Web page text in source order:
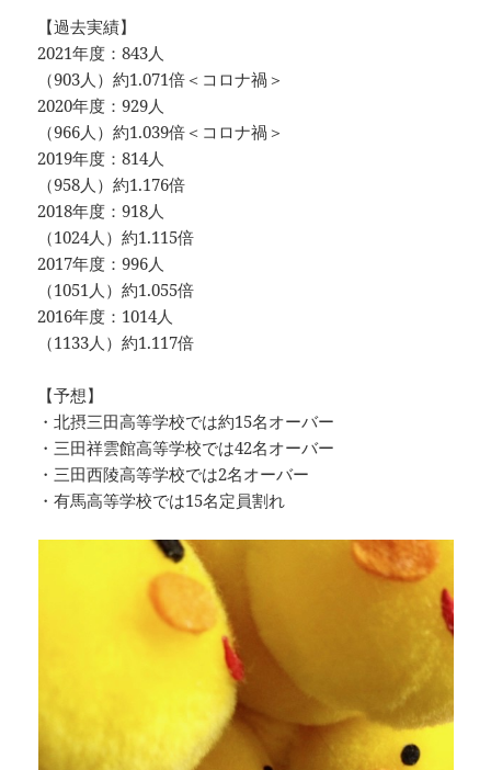
【過去実績】
2021年度：843人
（903人）約1.071倍＜コロナ禍＞
2020年度：929人
（966人）約1.039倍＜コロナ禍＞
2019年度：814人
（958人）約1.176倍
2018年度：918人
（1024人）約1.115倍
2017年度：996人
（1051人）約1.055倍
2016年度：1014人
（1133人）約1.117倍
【予想】
・北摂三田高等学校では約15名オーバー
・三田祥雲館高等学校では42名オーバー
・三田西陵高等学校では2名オーバー
・有馬高等学校では15名定員割れ